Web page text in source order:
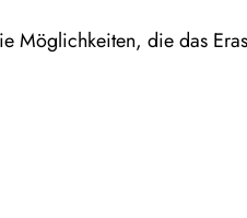
Möglichkeiten, die das